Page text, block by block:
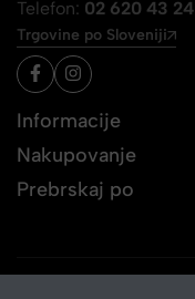
Telefon: 02 620 43 24
Trgovine po Sloveniji
Informacije
Nakupovanje
Prebrskaj po